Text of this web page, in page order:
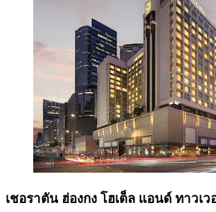
เชอราตัน ฮ่องกง โฮเต็ล แอนด์ ทาวเว